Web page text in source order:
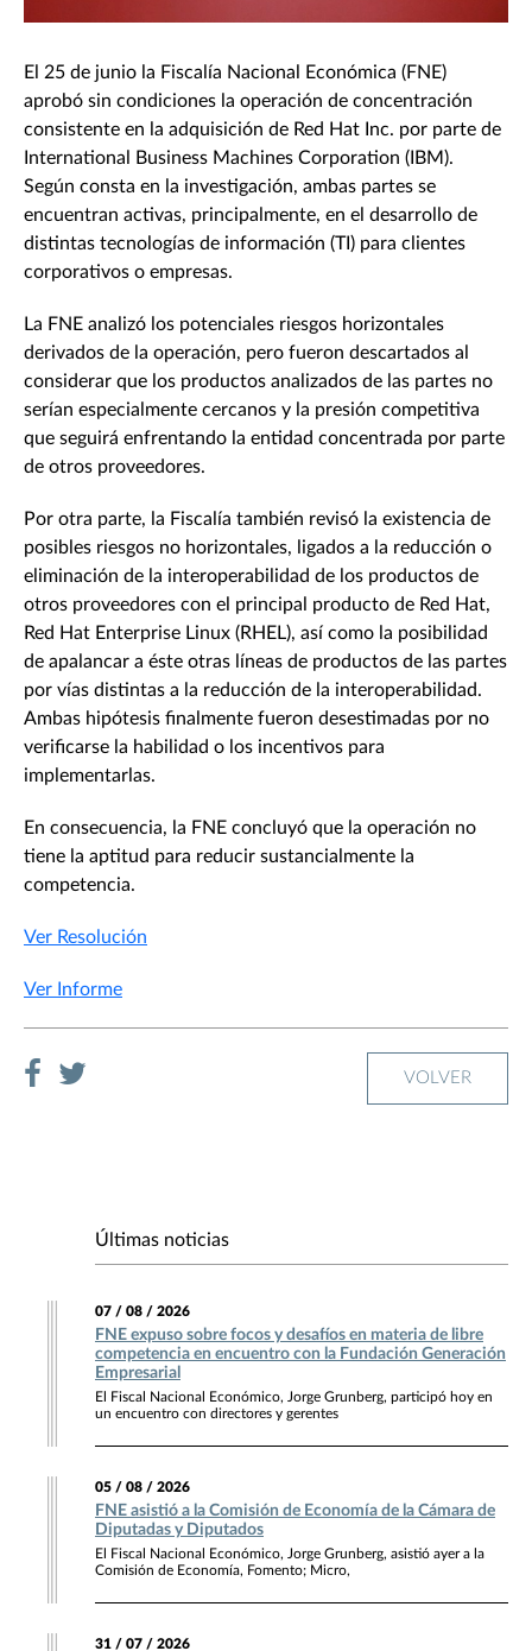
El 25 de junio la Fiscalía Nacional Económica (FNE)
aprobó sin condiciones la operación de concentración
consistente en la adquisición de Red Hat Inc. por parte de
International Business Machines Corporation (IBM).
Según consta en la investigación, ambas partes se
encuentran activas, principalmente, en el desarrollo de
distintas tecnologías de información (TI) para clientes
corporativos o empresas.
La FNE analizó los potenciales riesgos horizontales
derivados de la operación, pero fueron descartados al
considerar que los productos analizados de las partes no
serían especialmente cercanos y la presión competitiva
que seguirá enfrentando la entidad concentrada por parte
de otros proveedores.
Por otra parte, la Fiscalía también revisó la existencia de
posibles riesgos no horizontales, ligados a la reducción o
eliminación de la interoperabilidad de los productos de
otros proveedores con el principal producto de Red Hat,
Red Hat Enterprise Linux (RHEL), así como la posibilidad
de apalancar a éste otras líneas de productos de las partes
por vías distintas a la reducción de la interoperabilidad.
Ambas hipótesis finalmente fueron desestimadas por no
verificarse la habilidad o los incentivos para
implementarlas.
En consecuencia, la FNE concluyó que la operación no
tiene la aptitud para reducir sustancialmente la
competencia.
Ver Resolución
Ver Informe
VOLVER
Últimas noticias
07 / 08 / 2026
FNE expuso sobre focos y desafíos en materia de libre
competencia en encuentro con la Fundación Generación
Empresarial
El Fiscal Nacional Económico, Jorge Grunberg, participó hoy en
un encuentro con directores y gerentes
05 / 08 / 2026
FNE asistió a la Comisión de Economía de la Cámara de
Diputadas y Diputados
El Fiscal Nacional Económico, Jorge Grunberg, asistió ayer a la
Comisión de Economía, Fomento; Micro,
31 / 07 / 2026